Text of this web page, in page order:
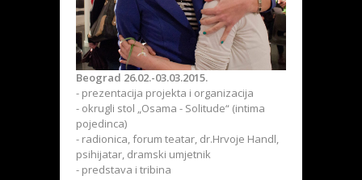
Beograd 26.02.-03.03.2015.
- prezentacija projekta i organizacija
- okrugli stol „Osama - Solitude“ (intima
pojedinca)
- radionica, forum teatar, dr.Hrvoje Handl,
psihijatar, dramski umjetnik
- predstava i tribina